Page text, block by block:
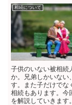
相続について
子供のいない被相続
か。兄弟しかいない
す。また子だけでな
相続もあります。今
を解説していきます。